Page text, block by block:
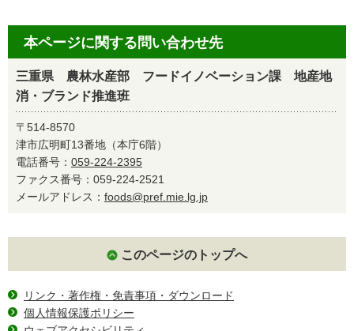
本ページに関する問い合わせ先
三重県 農林水産部 フードイノベーション課 地産地
消・ブランド推進班
〒514-8570
津市広明町13番地（本庁6階）
電話番号： 059-224-2395
ファクス番号：059-224-2521
メールアドレス： foods@pref.mie.lg.jp
このページのトップへ
リンク・著作権・免責事項・ダウンロード
個人情報保護ポリシー